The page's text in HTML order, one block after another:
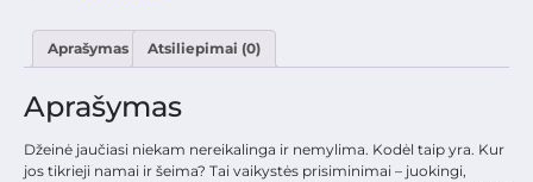
Aprašymas Atsiliepimai (0)
Aprašymas
Džeinė jaučiasi niekam nereikalinga ir nemylima. Kodėl taip yra. Kur
jos tikrieji namai ir šeima? Tai vaikystės prisiminimai – juokingi,